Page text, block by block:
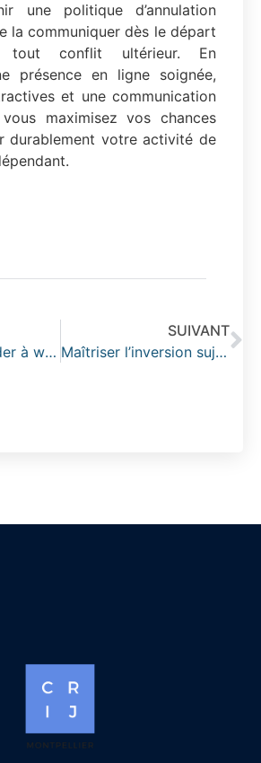
une politique d’annulation
la communiquer dès le départ
tout conflit ultérieur. En
présence en ligne soignée,
et une communication
maximisez vos chances
durablement votre activité de
Comment accéder à www.viescolaire.net Mon compte Vie Scolaire pour suivre les absences de votre enfant ?
SUIVANT
Maîtriser l’inversion sujet-verbe avec l’auxiliaire avoir : règles et explications